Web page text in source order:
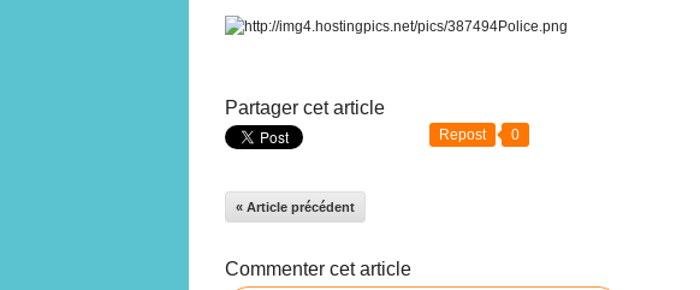
Partager cet article
Repost 0
« Article précédent
Commenter cet article